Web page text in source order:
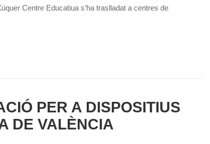
Centre Educatiua s’ha traslladat a centres de
PER A DISPOSITIUS
DE VALÈNCIA